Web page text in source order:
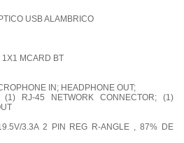
USB ALAMBRICO
1X1 MCARD BT
IN; HEADPHONE OUT;
RJ-45 NETWORK CONNECTOR; (1)
3.3A 2 PIN REG R-ANGLE , 87% DE